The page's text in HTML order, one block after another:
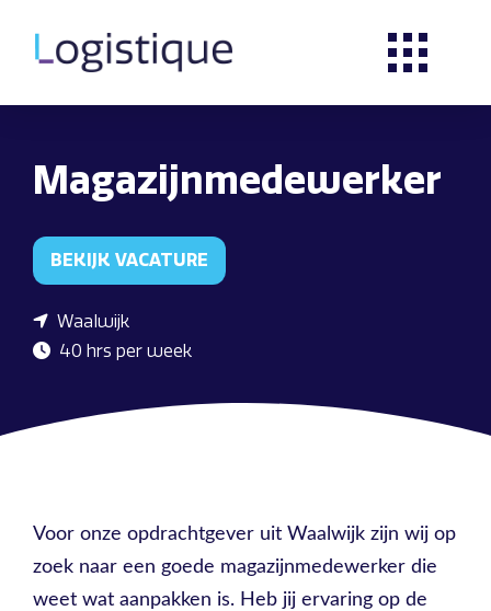
Magazijnmedewerker
BEKIJK VACATURE
Waalwijk
40 hrs per week
Voor onze opdrachtgever uit Waalwijk zijn wij op
zoek naar een goede magazijnmedewerker die
weet wat aanpakken is. Heb jij ervaring op de